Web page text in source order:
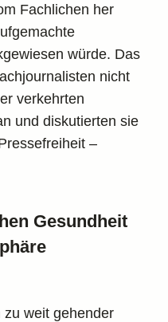
Fachlichen her
würde. Das
nicht
verkehrten
und diskutierten sie
–
Gesundheit
weit gehender